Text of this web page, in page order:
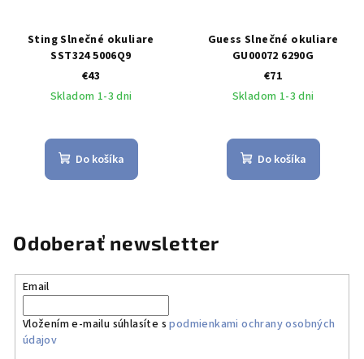
Sting Slnečné okuliare
SST324 5006Q9
€43
Skladom 1-3 dni
Do košíka
Guess Slnečné okuliare
GU00072 6290G
€71
Skladom 1-3 dni
Do košíka
Odoberať newsletter
Email
Vložením e-mailu súhlasíte spodmienkami ochrany osobných
údajov